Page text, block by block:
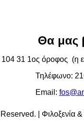
Θα μας
31 1ος όροφος (η
Τηλέφωνο:
Email:
| Φιλοξενία